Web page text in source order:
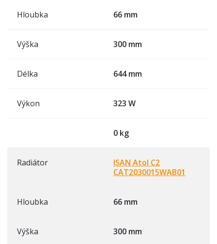
Hloubka 66 mm
Výška 300 mm
Délka 644 mm
Výkon 323 W
0 kg
Radiátor
ISAN Atol C2
CAT2030015WAB01
Hloubka 66 mm
Výška 300 mm